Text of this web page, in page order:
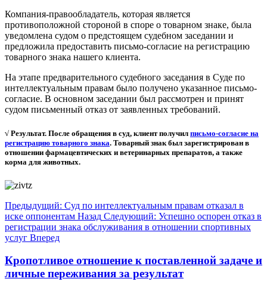
Компания-правообладатель, которая является
противоположной стороной в споре о товарном знаке, была
уведомлена судом о предстоящем судебном заседании и
предложила предоставить письмо-согласие на регистрацию
товарного знака нашего клиента.
На этапе предварительного судебного заседания в Суде по
интеллектуальным правам было получено указанное письмо-
согласие. В основном заседании был рассмотрен и принят
судом письменный отказ от заявленных требований.
√ Результат. После обращения в суд, клиент получил письмо-согласие на
регистрацию товарного знака. Товарный знак был зарегистрирован в
отношении фармацевтических и ветеринарных препаратов, а также
корма для животных.
Предыдущий: Суд по интеллектуальным правам отказал в
иске оппонентам Назад Следующий: Успешно оспорен отказ в
регистрации знака обслуживания в отношении спортивных
услуг Вперед
Кропотливое отношение к поставленной задаче и
личные переживания за результат